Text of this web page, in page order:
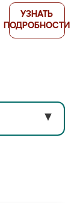
УЗНАТЬ
ПОДРОБНОСТИ
▼